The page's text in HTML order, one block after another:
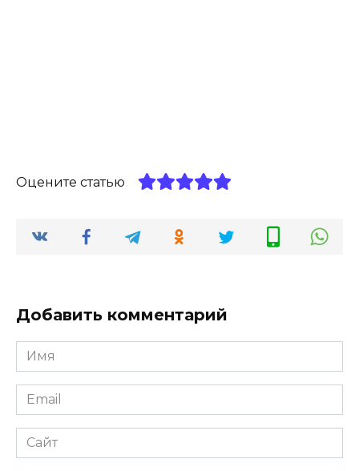
Оцените статью
Добавить комментарий
Имя
*
Email
*
Сайт